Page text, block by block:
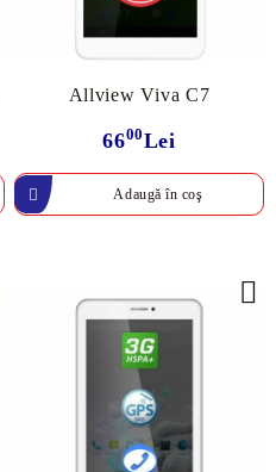
Allview Viva C7
6600Lei